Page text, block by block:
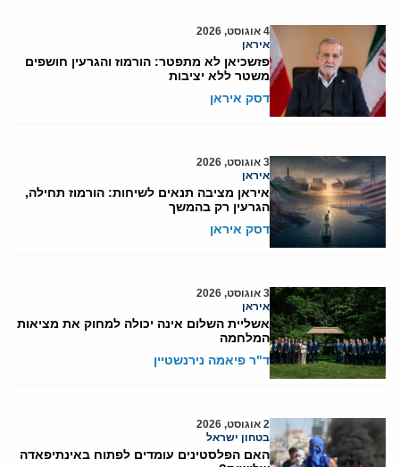
4 אוגוסט, 2026
איראן
פזשכיאן לא מתפטר: הורמוז והגרעין חושפים
משטר ללא יציבות
דסק איראן
3 אוגוסט, 2026
איראן
איראן מציבה תנאים לשיחות: הורמוז תחילה,
הגרעין רק בהמשך
דסק איראן
3 אוגוסט, 2026
איראן
אשליית השלום אינה יכולה למחוק את מציאות
המלחמה
ד"ר פיאמה נירנשטיין
2 אוגוסט, 2026
בטחון ישראל
האם הפלסטינים עומדים לפתוח באינתיפאדה